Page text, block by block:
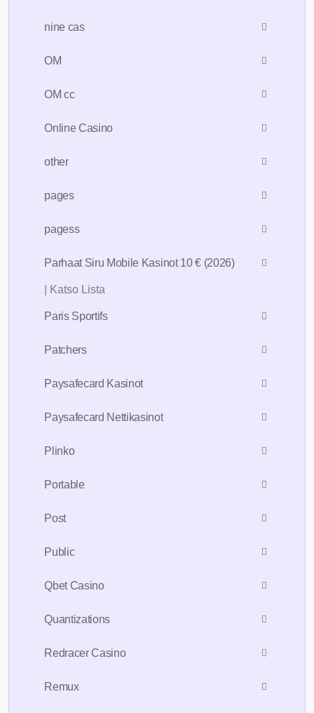
nine cas
OM
OM cc
Online Casino
other
pages
pagess
Parhaat Siru Mobile Kasinot 10 € (2026)
| Katso Lista
Paris Sportifs
Patchers
Paysafecard Kasinot
Paysafecard Nettikasinot
Plinko
Portable
Post
Public
Qbet Casino
Quantizations
Redracer Casino
Remux